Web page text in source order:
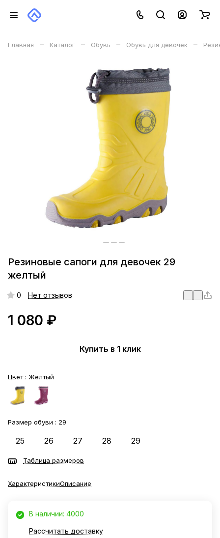
Главная – Каталог – Обувь – Обувь для девочек –
Резиновые сапоги для девочек 29
желтый
0 Нет отзывов
1 080 ₽
Купить в 1 клик
Цвет : Желтый
Размер обуви : 29
25 26 27 28 29
Таблица размеров
ХарактеристикиОписание
В наличии: 4000
Рассчитать доставку